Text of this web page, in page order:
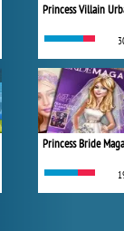
Princess Bride